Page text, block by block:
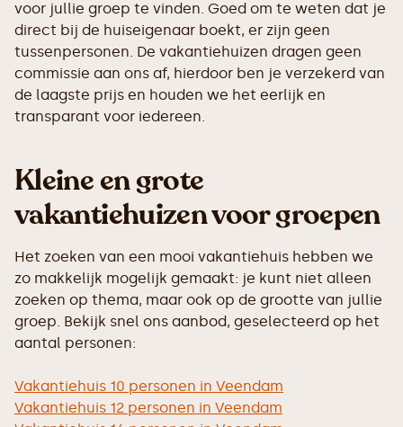
voor jullie groep te vinden. Goed om te weten dat je
direct bij de huiseigenaar boekt, er zijn geen
tussenpersonen. De vakantiehuizen dragen geen
commissie aan ons af, hierdoor ben je verzekerd van
de laagste prijs en houden we het eerlijk en
transparant voor iedereen.
Kleine en grote
vakantiehuizen voor groepen
Het zoeken van een mooi vakantiehuis hebben we
zo makkelijk mogelijk gemaakt: je kunt niet alleen
zoeken op thema, maar ook op de grootte van jullie
groep. Bekijk snel ons aanbod, geselecteerd op het
aantal personen:
Vakantiehuis 10 personen in Veendam
Vakantiehuis 12 personen in Veendam